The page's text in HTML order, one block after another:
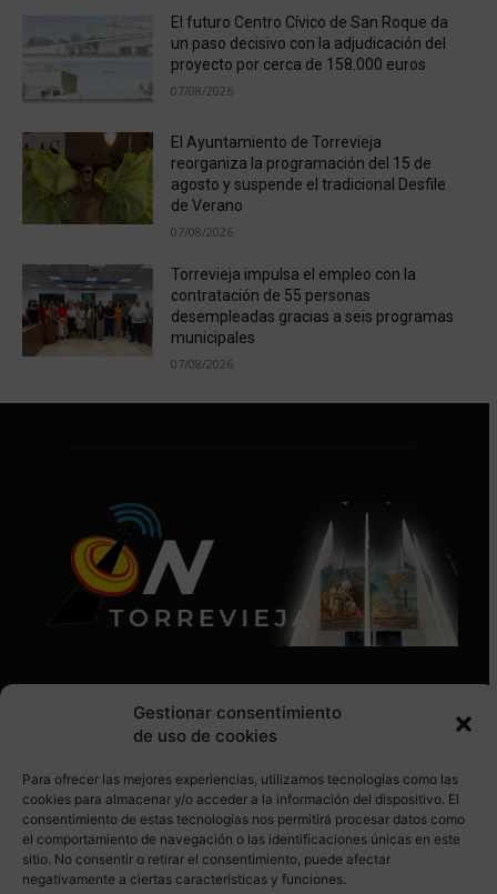
Gestionar consentimiento
de uso de cookies
Para ofrecer las mejores experiencias, utilizamos tecnologías como las
cookies para almacenar y/o acceder a la información del dispositivo. El
consentimiento de estas tecnologías nos permitirá procesar datos como
el comportamiento de navegación o las identificaciones únicas en este
sitio. No consentir o retirar el consentimiento, puede afectar
negativamente a ciertas características y funciones.
El futuro Centro Cívico de San Roque da
un paso decisivo con la adjudicación del
proyecto por cerca de 158.000 euros
07/08/2026
El Ayuntamiento de Torrevieja
reorganiza la programación del 15 de
agosto y suspende el tradicional Desfile
de Verano
07/08/2026
Torrevieja impulsa el empleo con la
contratación de 55 personas
desempleadas gracias a seis programas
municipales
07/08/2026
SÍGUENOS EN REDES SOCIALES